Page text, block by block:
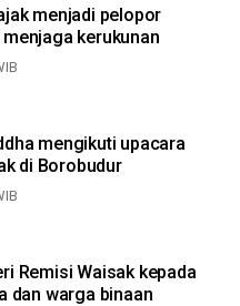
menjadi pelopor
kerukunan
mengikuti upacara
di Borobudur
Remisi Waisak kepada
dan warga binaan